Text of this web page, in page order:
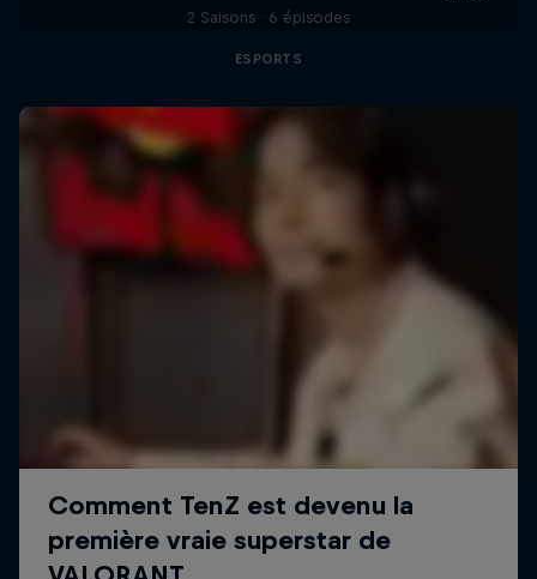
2 Saisons · 6 épisodes
ESPORTS